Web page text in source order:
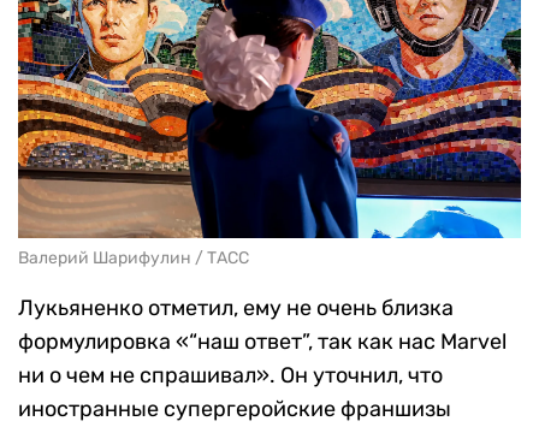
Валерий Шарифулин / ТАСС
Лукьяненко отметил, ему не очень близка
формулировка «“наш ответ”, так как нас Marvel
ни о чем не спрашивал». Он уточнил, что
иностранные супергеройские франшизы